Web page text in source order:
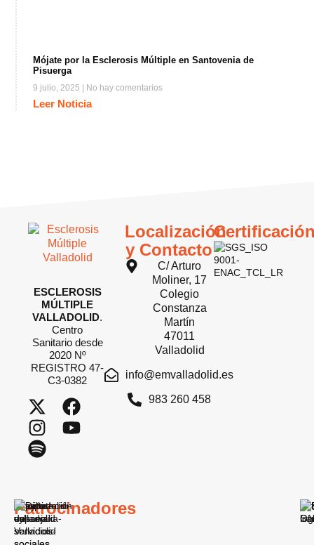
Mójate por la Esclerosis Múltiple en Santovenia de
Pisuerga
9 julio, 2025 No hay comentarios
Leer Noticia
ESCLEROSIS
MÚLTIPLE
VALLADOLID.
Centro
Sanitario desde
2020 Nº
REGISTRO 47-
C3-0382
Localización
y Contacto
C/ Arturo
Moliner, 17
Colegio
Constanza
Martín
47011
Valladolid
info@emvalladolid.es
983 260 458
Patrocinadores